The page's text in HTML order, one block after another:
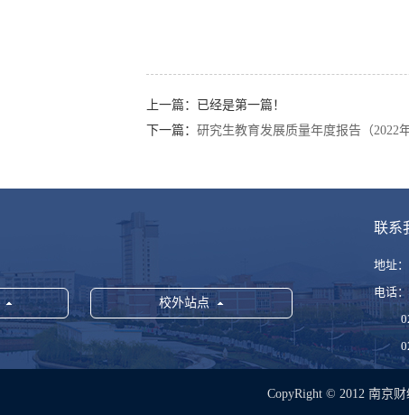
上一篇：已经是第一篇！
下一篇： 研究生教育发展质量年度报告（2022年
校外站点
联系
地址
电话
025-
025-
CopyRight © 2012 南京